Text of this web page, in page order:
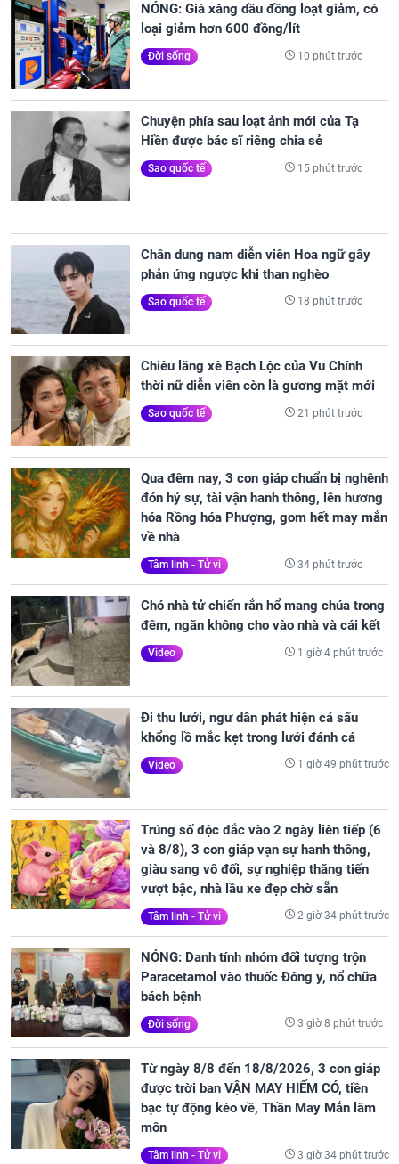
NÓNG: Giá xăng dầu đồng loạt giảm, có
loại giảm hơn 600 đồng/lít
Đời sống 10 phút trước
Chuyện phía sau loạt ảnh mới của Tạ
Hiền được bác sĩ riêng chia sẻ
Sao quốc tế 15 phút trước
Chân dung nam diễn viên Hoa ngữ gây
phản ứng ngược khi than nghèo
Sao quốc tế 18 phút trước
Chiêu lăng xê Bạch Lộc của Vu Chính
thời nữ diễn viên còn là gương mặt mới
Sao quốc tế 21 phút trước
Qua đêm nay, 3 con giáp chuẩn bị nghênh
đón hỷ sự, tài vận hanh thông, lên hương
hóa Rồng hóa Phượng, gom hết may mắn
về nhà
Tâm linh - Tử vi 34 phút trước
Chó nhà tử chiến rắn hổ mang chúa trong
đêm, ngăn không cho vào nhà và cái kết
Video 1 giờ 4 phút trước
Đi thu lưới, ngư dân phát hiện cá sấu
khổng lồ mắc kẹt trong lưới đánh cá
Video 1 giờ 49 phút trước
Trúng số độc đắc vào 2 ngày liên tiếp (6
và 8/8), 3 con giáp vạn sự hanh thông,
giàu sang vô đối, sự nghiệp thăng tiến
vượt bậc, nhà lầu xe đẹp chờ sẵn
Tâm linh - Tử vi 2 giờ 34 phút trước
NÓNG: Danh tính nhóm đối tượng trộn
Paracetamol vào thuốc Đông y, nổ chữa
bách bệnh
Đời sống 3 giờ 8 phút trước
Từ ngày 8/8 đến 18/8/2026, 3 con giáp
được trời ban VẬN MAY HIẾM CÓ, tiền
bạc tự động kéo về, Thần May Mắn lâm
môn
Tâm linh - Tử vi 3 giờ 34 phút trước